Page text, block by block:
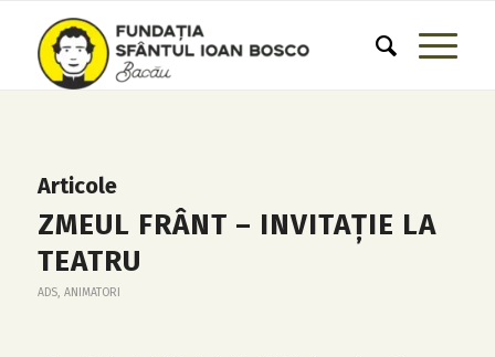
Articole
ZMEUL FRÂNT – INVITAȚIE LA
TEATRU
ADS, ANIMATORI